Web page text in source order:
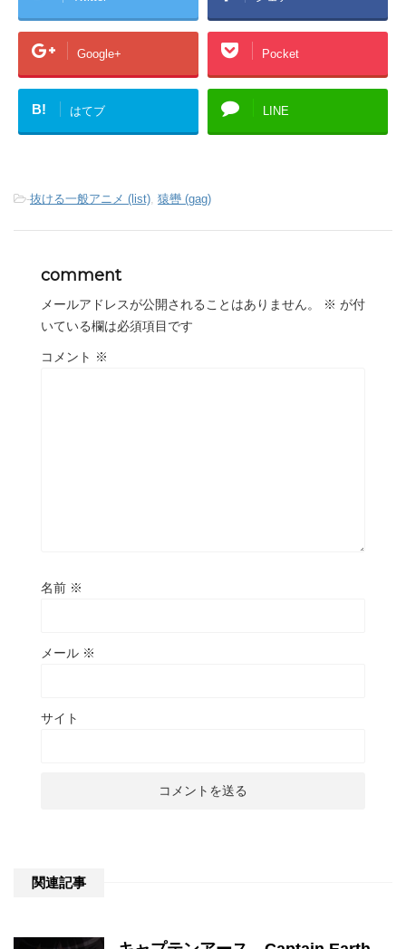
Google+ Pocket
B! はてブ LINE
-抜ける一般アニメ (list), 猿轡 (gag)
comment
メールアドレスが公開されることはありません。 ※ が付
いている欄は必須項目です
コメント ※
名前 ※
メール ※
サイト
関連記事